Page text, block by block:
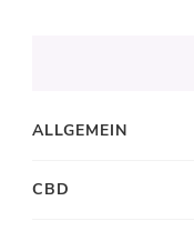
ALLGEMEIN
CBD